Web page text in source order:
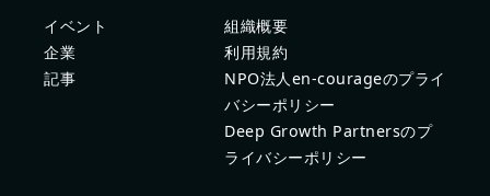
イベント
企業
記事
組織概要
利用規約
NPO法人en-courageのプライ
バシーポリシー
Deep Growth Partnersのプ
ライバシーポリシー